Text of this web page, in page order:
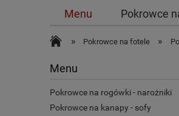
Menu Pokrowce
Promocje
» Pokrowce na fotele »
Menu
Pokrowce na rogówki - narożniki
Pokrowce na kanapy - sofy